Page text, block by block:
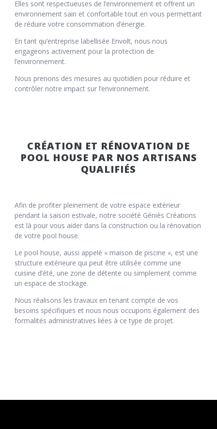
Elles sont respectueuses de l’environnement et offrent un
environnement sain et confortable tout en vous permettant
de réduire votre consommation d’énergie.
En tant qu’entreprise labellisée Envolt, nous nous
engageons activement pour la protection de
l’environnement.
Nous prenons des mesures au quotidien pour réduire et
contrôler notre impact sur l’environnement.
CRÉATION ET RÉNOVATION DE
POOL HOUSE PAR NOS ARTISANS
QUALIFIÉS
Afin de profiter pleinement de votre espace extérieur
pendant la saison estivale, notre société Géniès Créations
est là pour vous aider dans la construction ou la rénovation
de votre pool house.
Le pool house, aussi appelé « maison de piscine », est une
structure extérieure qui peut être utilisée comme une
cuisine d’été, une zone de détente ou simplement comme
un espace de stockage.
Nous réalisons les travaux en tenant compte de vos
besoins spécifiques et nous nous occupons également des
formalités administratives liées à ce type de projet.